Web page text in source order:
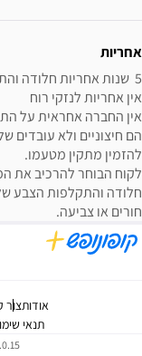
אחריות
חורים או צביעה.
אודותצור
תנאי